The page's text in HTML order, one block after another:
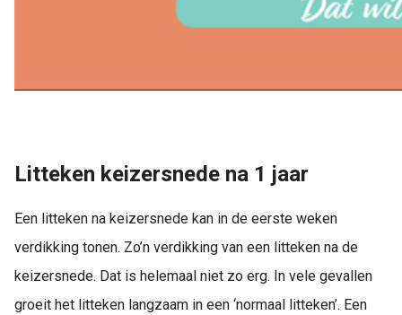
Litteken keizersnede na 1 jaar
Een litteken na keizersnede kan in de eerste weken
verdikking tonen. Zo’n verdikking van een litteken na de
keizersnede. Dat is helemaal niet zo erg. In vele gevallen
groeit het litteken langzaam in een ‘normaal litteken’. Een